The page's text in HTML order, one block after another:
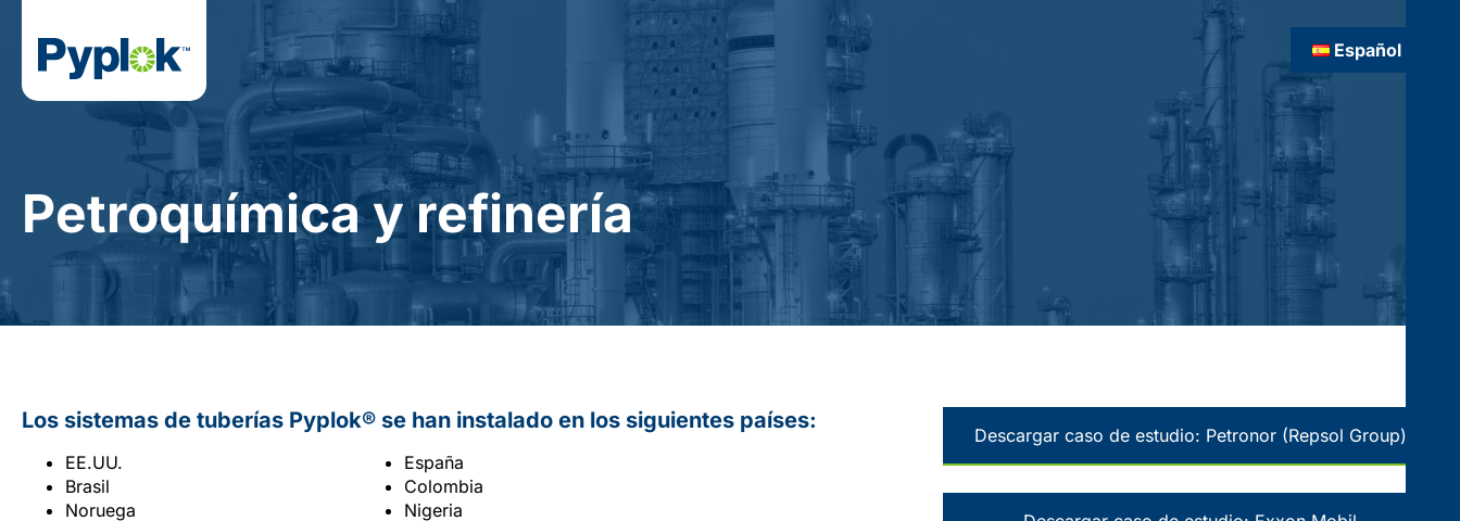
Español
Petroquímica y refinería
Los sistemas de tuberías Pyplok® se han instalado en los siguientes países:
EE.UU.
España
Brasil
Colombia
Noruega
Nigeria
Descargar caso de estudio: Petronor (Repsol Group)